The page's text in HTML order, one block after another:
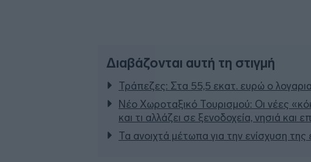
Διαβάζονται αυτή τη στιγμή
Τράπεζες: Στα 55,5 εκατ. ευρώ ο
Νέο Χωροταξικό Τουρισμού: Οι νέες
και τι αλλάζει σε ξενοδοχεία, νησιά και
Τα ανοιχτά μέτωπα για την ενίσχυση της